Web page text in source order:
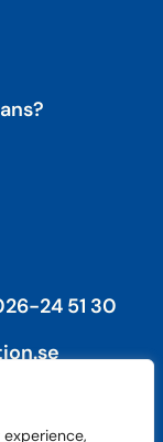
24 51 30